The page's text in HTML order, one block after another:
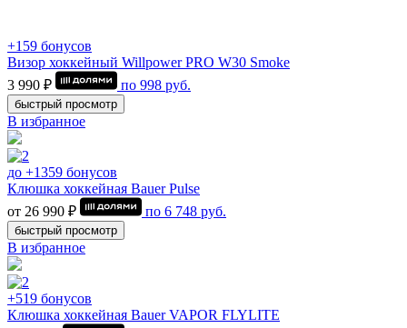
+159 бонусов
Визор хоккейный Willpower PRO W30 Smoke
3 990 ₽
по 998 руб.
быстрый просмотр
В избранное
до +1359 бонусов
Клюшка хоккейная Bauer Pulse
от 26 990 ₽
по 6 748 руб.
быстрый просмотр
В избранное
+519 бонусов
Клюшка хоккейная Bauer VAPOR FLYLITE